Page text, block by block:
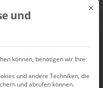
für
Mit
und
können, benötigen wir Ihre
und andere Techniken, die
und abrufen können.